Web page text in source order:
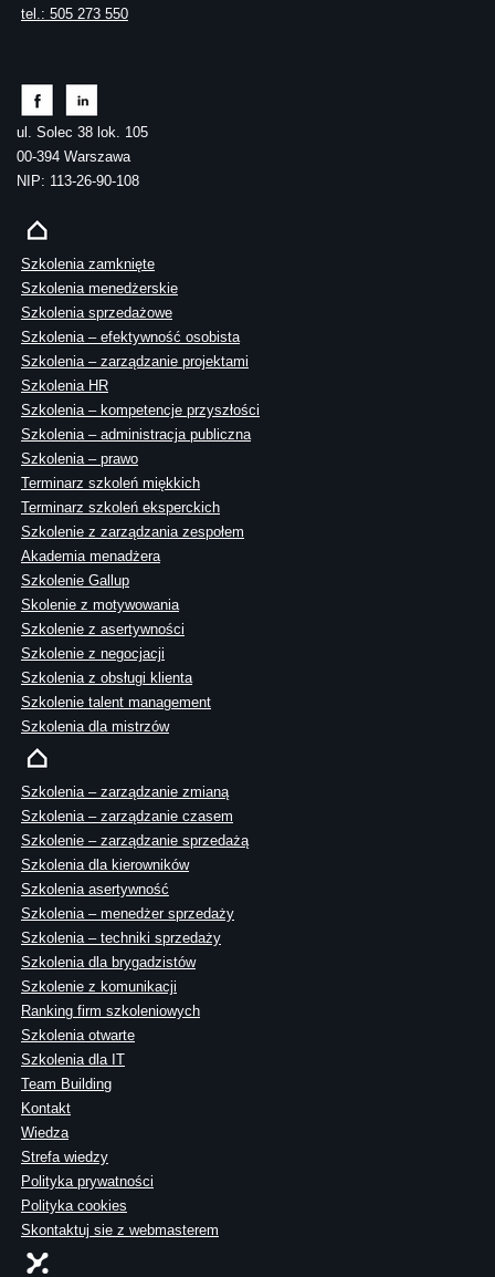
tel.: 505 273 550
ul. Solec 38 lok. 105
00-394 Warszawa
NIP: 113-26-90-108
Szkolenia zamknięte
Szkolenia menedżerskie
Szkolenia sprzedażowe
Szkolenia – efektywność osobista
Szkolenia – zarządzanie projektami
Szkolenia HR
Szkolenia – kompetencje przyszłości
Szkolenia – administracja publiczna
Szkolenia – prawo
Terminarz szkoleń miękkich
Terminarz szkoleń eksperckich
Szkolenie z zarządzania zespołem
Akademia menadżera
Szkolenie Gallup
Skolenie z motywowania
Szkolenie z asertywności
Szkolenie z negocjacji
Szkolenia z obsługi klienta
Szkolenie talent management
Szkolenia dla mistrzów
Szkolenia – zarządzanie zmianą
Szkolenia – zarządzanie czasem
Szkolenie – zarządzanie sprzedażą
Szkolenia dla kierowników
Szkolenia asertywność
Szkolenia – menedżer sprzedaży
Szkolenia – techniki sprzedaży
Szkolenia dla brygadzistów
Szkolenie z komunikacji
Ranking firm szkoleniowych
Szkolenia otwarte
Szkolenia dla IT
Team Building
Kontakt
Wiedza
Strefa wiedzy
Polityka prywatności
Polityka cookies
Skontaktuj sie z webmasterem